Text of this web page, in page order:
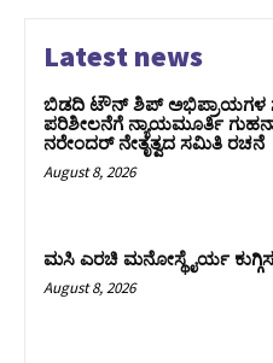
Latest news
ಬಿಡದಿ ಟೌನ್ ಶಿಪ್ ಅಭಿಪ್ರಾಯಗಳ
ಪರಿಶೀಲನೆಗೆ ನ್ಯಾಯಮೂರ್ತಿ
ನರೇಂದರ್ ನೇತೃತ್ವದ ಸಮಿತಿ ರಚನೆ
August 8, 2026
ಮಸಿ ಎರಚಿ ಮನೋಸ್ಥೈರ್ಯ
August 8, 2026